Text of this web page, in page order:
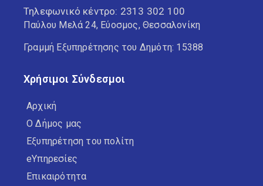
Τηλεφωνικό κέντρο: 2313 302 100
Παύλου Μελά 24, Εύοσμος, Θεσσαλονίκη
Γραμμή Εξυπηρέτησης του Δημότη: 15388
Χρήσιμοι Σύνδεσμοι
Αρχική
Ο Δήμος μας
Εξυπηρέτηση του πολίτη
eΥπηρεσίες
Επικαιρότητα